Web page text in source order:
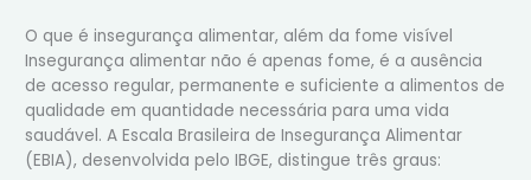
O que é insegurança alimentar, além da fome visível
Insegurança alimentar não é apenas fome, é a ausência
de acesso regular, permanente e suficiente a alimentos de
qualidade em quantidade necessária para uma vida
saudável. A Escala Brasileira de Insegurança Alimentar
(EBIA), desenvolvida pelo IBGE, distingue três graus: